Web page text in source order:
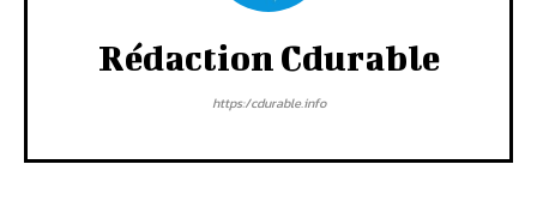
Rédaction Cdurable
https:/cdurable.info